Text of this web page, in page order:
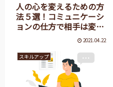
人の心を変えるための方
法５選！コミュニケーシ
ョンの仕方で相手は変わ
2021.04.22
スキルアップ